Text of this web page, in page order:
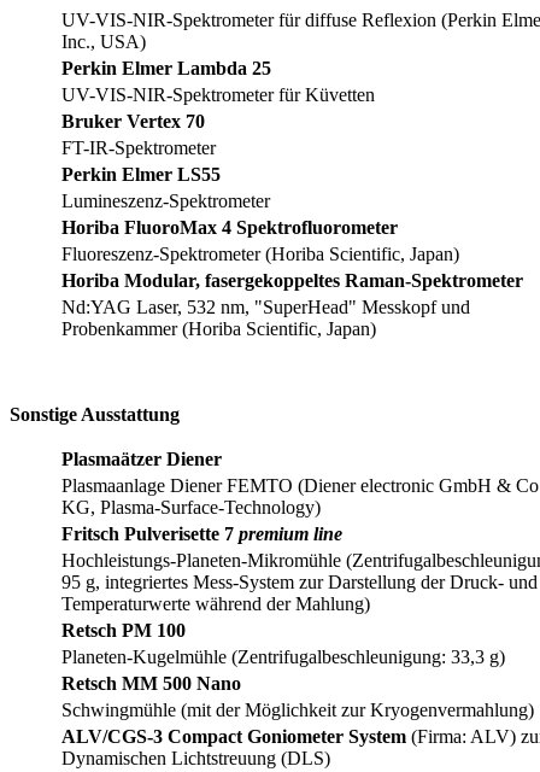
UV-VIS-NIR-Spektrometer für diffuse Reflexion (Perkin
Inc., USA)
Perkin Elmer Lambda 25
UV-VIS-NIR-Spektrometer für Küvetten
Bruker Vertex 70
FT-IR-Spektrometer
Perkin Elmer LS55
Lumineszenz-Spektrometer
Horiba FluoroMax 4 Spektrofluorometer
Fluoreszenz-Spektrometer (Horiba Scientific, Japan)
Horiba Modular, fasergekoppeltes Raman-Spektrometer
Nd:YAG Laser, 532 nm, "SuperHead" Messkopf und
Probenkammer (Horiba Scientific, Japan)
Sonstige Ausstattung
Plasmaätzer Diener
Plasmaanlage Diener FEMTO (Diener electronic GmbH & Co
KG, Plasma-Surface-Technology)
Fritsch Pulverisette 7 premium line
Hochleistungs-Planeten-Mikromühle
95 g, integriertes Mess-System zur Darstellung der Druck- und
Temperaturwerte während der Mahlung)
Retsch PM 100
Planeten-Kugelmühle (Zentrifugalbeschleunigung: 33,3 g)
Retsch MM 500 Nano
Schwingmühle (mit der Möglichkeit zur Kryogenvermahlung)
ALV/CGS-3 Compact Goniometer System (Firma: ALV)
Dynamischen Lichtstreuung (DLS)